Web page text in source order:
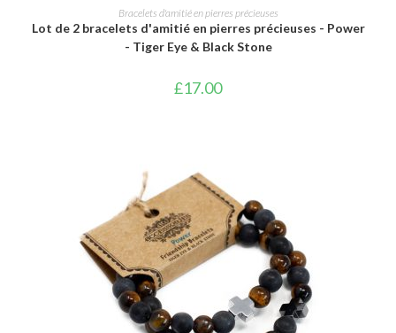
AJOUTER AU PANIER
Bracelets d'amitié en pierres précieuses
Lot de 2 bracelets d'amitié en pierres précieuses - Power
- Tiger Eye & Black Stone
£17.00